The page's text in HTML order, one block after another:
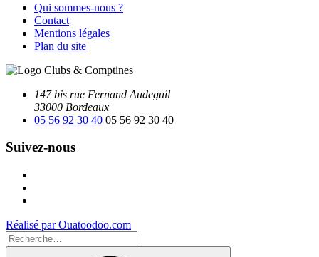
Qui sommes-nous ?
Contact
Mentions légales
Plan du site
147 bis rue Fernand Audeguil
33000 Bordeaux
05 56 92 30 40 05 56 92 30 40
Suivez-nous
Réalisé par Ouatoodoo.com
Recherche
pour